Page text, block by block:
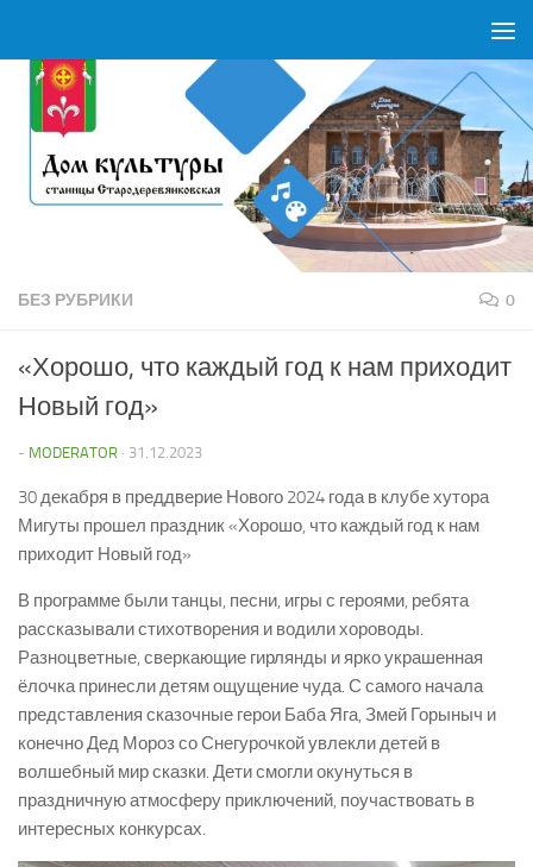
БЕЗ РУБРИКИ 0
«Хорошо, что каждый год к нам приходит
Новый год»
- MODERATOR · 31.12.2023
30 декабря в преддверие Нового 2024 года в клубе хутора
Мигуты прошел праздник «Хорошо, что каждый год к нам
приходит Новый год»
В программе были танцы, песни, игры с героями, ребята
рассказывали стихотворения и водили хороводы.
Разноцветные, сверкающие гирлянды и ярко украшенная
ёлочка принесли детям ощущение чуда. С самого начала
представления сказочные герои Баба Яга, Змей Горыныч и
конечно Дед Мороз со Снегурочкой увлекли детей в
волшебный мир сказки. Дети смогли окунуться в
праздничную атмосферу приключений, поучаствовать в
интересных конкурсах.